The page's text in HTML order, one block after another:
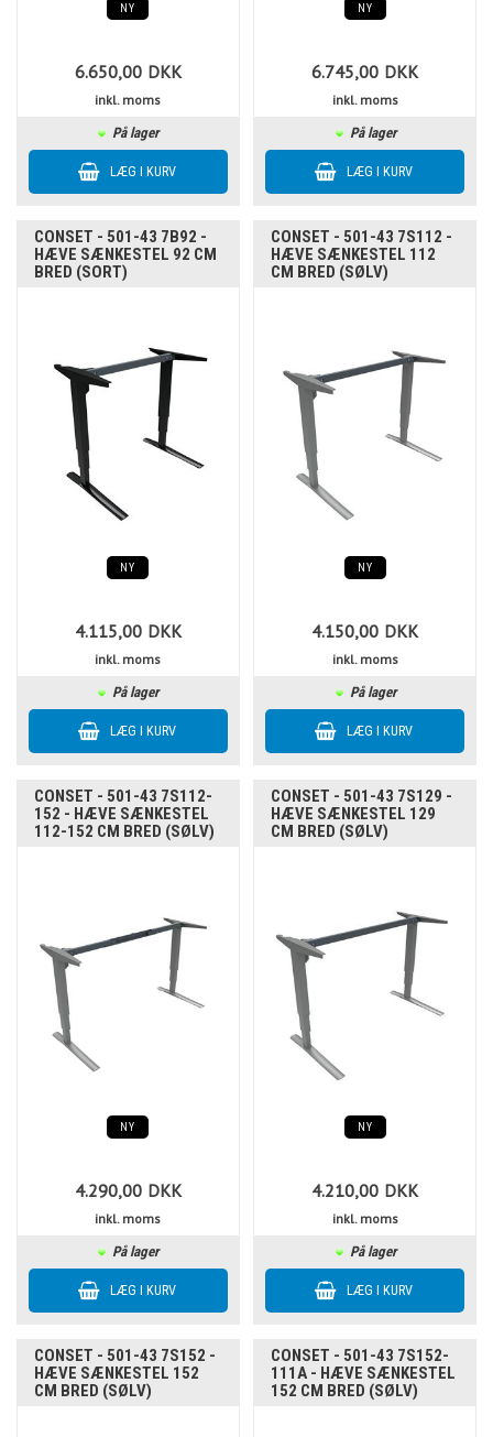
NY
6.650,00 DKK
inkl. moms
På lager
NY
6.745,00 DKK
inkl. moms
På lager
CONSET - 501-43 7B92 -
HÆVE SÆNKESTEL 92 CM
BRED (SORT)
NY
4.115,00 DKK
inkl. moms
På lager
CONSET - 501-43 7S112 -
HÆVE SÆNKESTEL 112
CM BRED (SØLV)
NY
4.150,00 DKK
inkl. moms
På lager
CONSET - 501-43 7S112-
152 - HÆVE SÆNKESTEL
112-152 CM BRED (SØLV)
NY
4.290,00 DKK
inkl. moms
På lager
CONSET - 501-43 7S129 -
HÆVE SÆNKESTEL 129
CM BRED (SØLV)
NY
4.210,00 DKK
inkl. moms
På lager
CONSET - 501-43 7S152 -
HÆVE SÆNKESTEL 152
CM BRED (SØLV)
CONSET - 501-43 7S152-
111A - HÆVE SÆNKESTEL
152 CM BRED (SØLV)